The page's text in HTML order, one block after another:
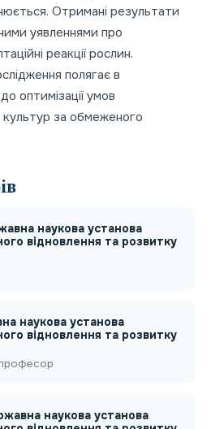
Отримані результати
уявленнями про
реакції рослин.
полягає в
оптимізації умов
за обмеженого
наукова установа
відновлення та розвитку
наукова установа
відновлення та розвитку
наукова установа